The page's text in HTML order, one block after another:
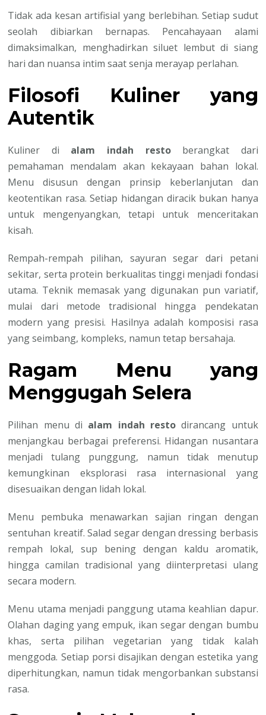
Tidak ada kesan artifisial yang berlebihan. Setiap sudut
seolah dibiarkan bernapas. Pencahayaan alami
dimaksimalkan, menghadirkan siluet lembut di siang
hari dan nuansa intim saat senja merayap perlahan.
Filosofi Kuliner yang
Autentik
Kuliner di alam indah restoberangkat dari
pemahaman mendalam akan kekayaan bahan lokal.
Menu disusun dengan prinsip keberlanjutan dan
keotentikan rasa. Setiap hidangan diracik bukan hanya
untuk mengenyangkan, tetapi untuk menceritakan
kisah.
Rempah-rempah pilihan, sayuran segar dari petani
sekitar, serta protein berkualitas tinggi menjadi fondasi
utama. Teknik memasak yang digunakan pun variatif,
mulai dari metode tradisional hingga pendekatan
modern yang presisi. Hasilnya adalah komposisi rasa
yang seimbang, kompleks, namun tetap bersahaja.
Ragam Menu yang
Menggugah Selera
Pilihan menu di alam indah restodirancang untuk
menjangkau berbagai preferensi. Hidangan nusantara
menjadi tulang punggung, namun tidak menutup
kemungkinan eksplorasi rasa internasional yang
disesuaikan dengan lidah lokal.
Menu pembuka menawarkan sajian ringan dengan
sentuhan kreatif. Salad segar dengan dressing berbasis
rempah lokal, sup bening dengan kaldu aromatik,
hingga camilan tradisional yang diinterpretasi ulang
secara modern.
Menu utama menjadi panggung utama keahlian dapur.
Olahan daging yang empuk, ikan segar dengan bumbu
khas, serta pilihan vegetarian yang tidak kalah
menggoda. Setiap porsi disajikan dengan estetika yang
diperhitungkan, namun tidak mengorbankan substansi
rasa.